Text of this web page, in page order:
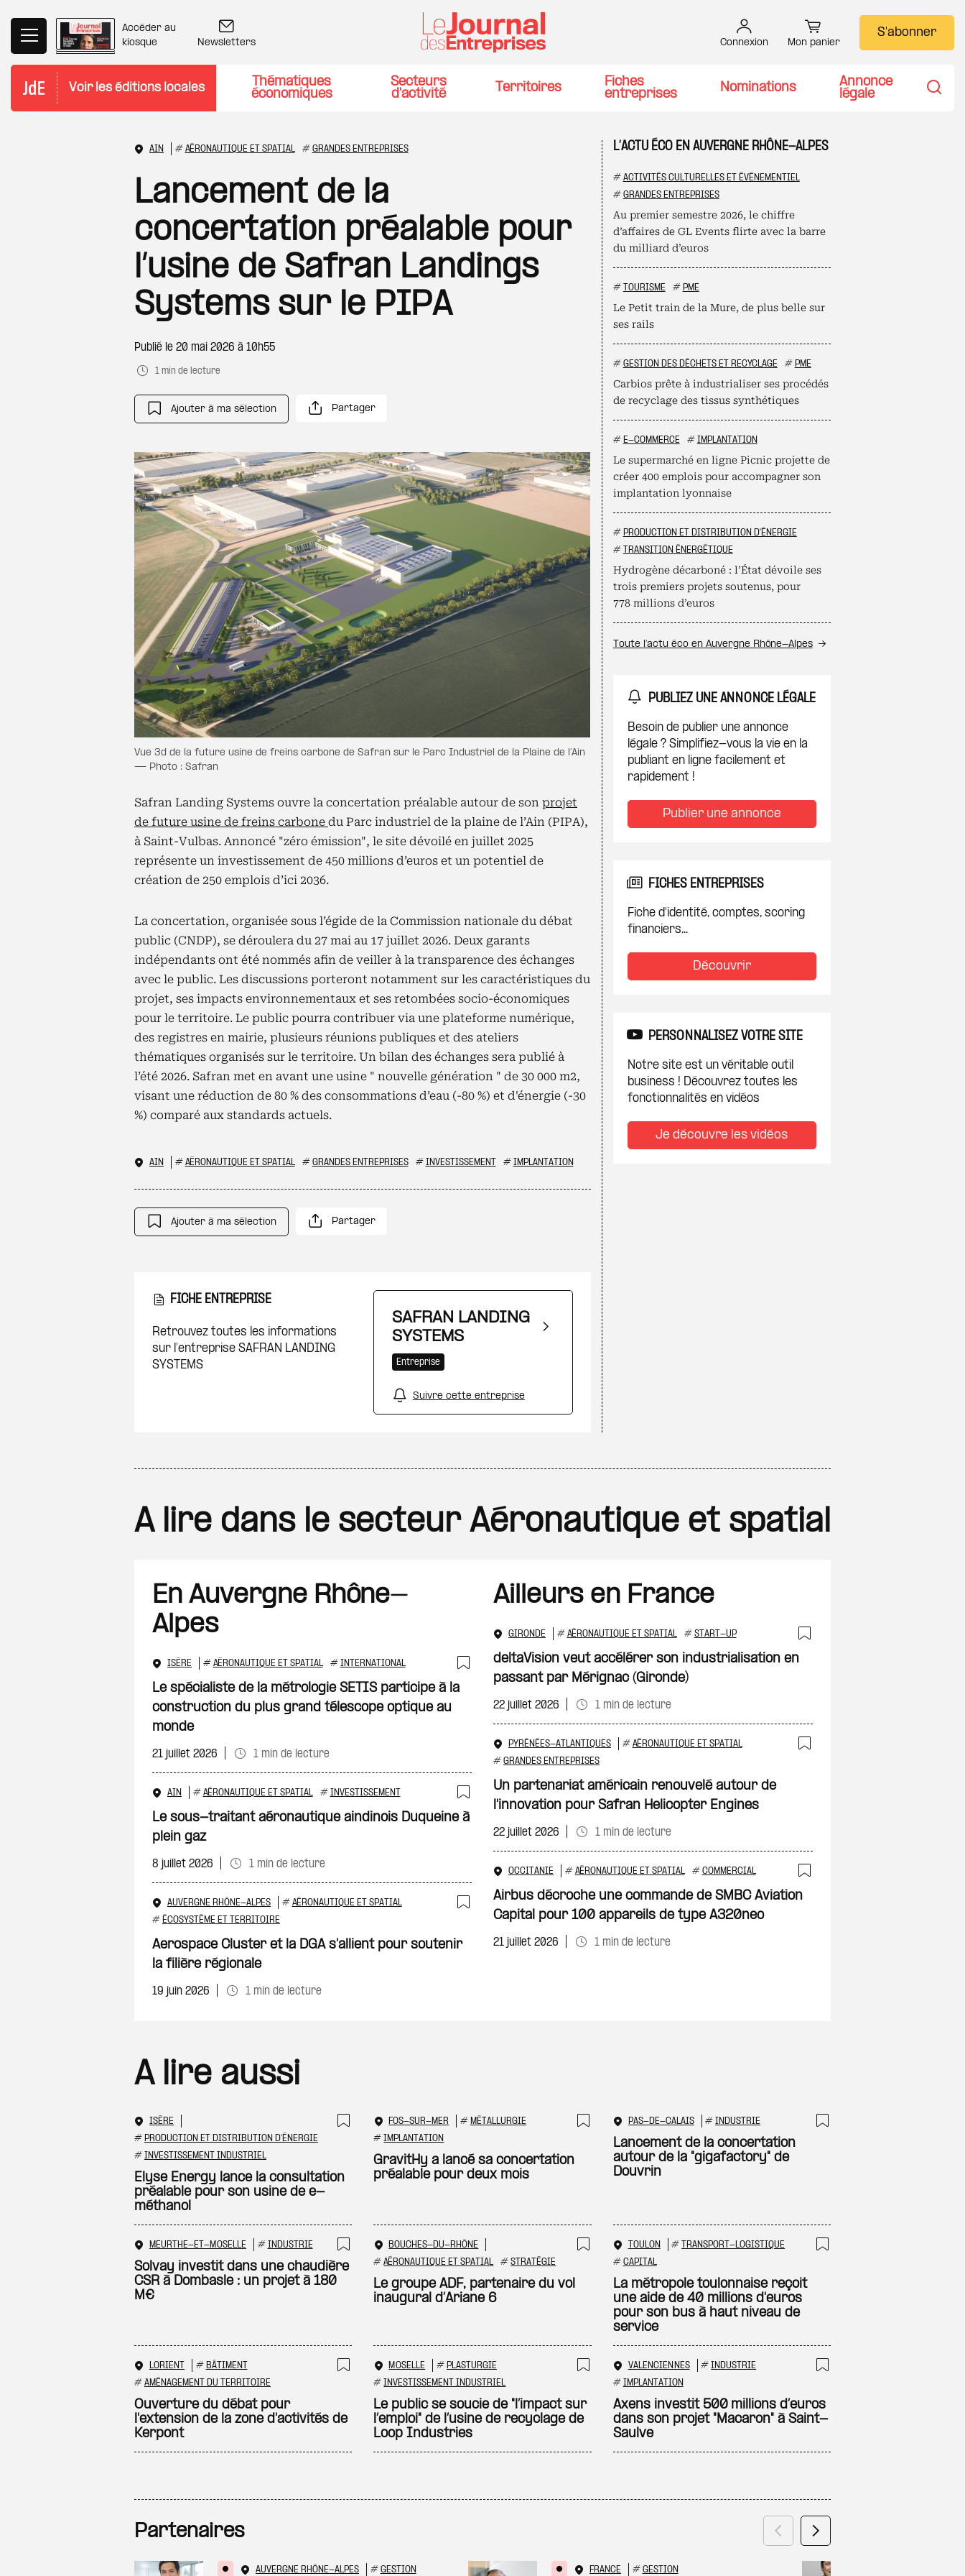
Accéder au
kiosque
Newsletters Connexion Mon panier
S'abonner
Voir les éditions locales
Thématiques
économiques
Secteurs
d'activité
Territoires
Fiches
entreprises
Nominations
Annonce
légale
AIN # AÉRONAUTIQUE ET SPATIAL # GRANDES ENTREPRISES
Lancement de la
concertation préalable pour
l’usine de Safran Landings
Systems sur le PIPA
Publié le 20 mai 2026 à 10h55
1 min de lecture
Ajouter à ma sélection Partager
Vue 3d de la future usine de freins carbone de Safran sur le Parc Industriel de la Plaine de l’Ain
— Photo : Safran
Safran Landing Systems ouvre la concertation préalable autour de son projet
de future usine de freins carbone du Parc industriel de la plaine de l’Ain (PIPA),
à Saint-Vulbas. Annoncé "zéro émission", le site dévoilé en juillet 2025
représente un investissement de 450 millions d’euros et un potentiel de
création de 250 emplois d’ici 2036.
La concertation, organisée sous l’égide de la Commission nationale du débat
public (CNDP), se déroulera du 27 mai au 17 juillet 2026. Deux garants
indépendants ont été nommés afin de veiller à la transparence des échanges
avec le public. Les discussions porteront notamment sur les caractéristiques du
projet, ses impacts environnementaux et ses retombées socio-économiques
pour le territoire. Le public pourra contribuer via une plateforme numérique,
des registres en mairie, plusieurs réunions publiques et des ateliers
thématiques organisés sur le territoire. Un bilan des échanges sera publié à
l’été 2026. Safran met en avant une usine " nouvelle génération " de 30 000 m2,
visant une réduction de 80 % des consommations d’eau (-80 %) et d'énergie (-30
%) comparé aux standards actuels.
AIN # AÉRONAUTIQUE ET SPATIAL # GRANDES ENTREPRISES # INVESTISSEMENT # IMPLANTATION
Ajouter à ma sélection Partager
FICHE ENTREPRISE
Retrouvez toutes les informations
sur l’entreprise SAFRAN LANDING
SYSTEMS
SAFRAN LANDING
SYSTEMS
Entreprise
Suivre cette entreprise
L’ACTU ÉCO EN AUVERGNE RHÔNE-ALPES
# ACTIVITÉS CULTURELLES ET ÉVÉNEMENTIEL
# GRANDES ENTREPRISES
Au premier semestre 2026, le chiffre
d’affaires de GL Events flirte avec la barre
du milliard d’euros
# TOURISME # PME
Le Petit train de la Mure, de plus belle sur
ses rails
# GESTION DES DÉCHETS ET RECYCLAGE # PME
Carbios prête à industrialiser ses procédés
de recyclage des tissus synthétiques
# E-COMMERCE # IMPLANTATION
Le supermarché en ligne Picnic projette de
créer 400 emplois pour accompagner son
implantation lyonnaise
# PRODUCTION ET DISTRIBUTION D'ÉNERGIE
# TRANSITION ÉNERGÉTIQUE
Hydrogène décarboné : l’État dévoile ses
trois premiers projets soutenus, pour
778 millions d’euros
Toute l’actu éco en Auvergne Rhône-Alpes
PUBLIEZ UNE ANNONCE LÉGALE
Besoin de publier une annonce
légale ? Simplifiez-vous la vie en la
publiant en ligne facilement et
rapidement !
Publier une annonce
FICHES ENTREPRISES
Fiche d'identité, comptes, scoring
financiers...
Découvrir
PERSONNALISEZ VOTRE SITE
Notre site est un véritable outil
business ! Découvrez toutes les
fonctionnalités en vidéos
Je découvre les vidéos
A lire dans le secteur Aéronautique et spatial
En Auvergne Rhône-
Alpes
ISÈRE # AÉRONAUTIQUE ET SPATIAL # INTERNATIONAL
Ajouter à ma sélection
Le spécialiste de la métrologie SETIS participe à la
construction du plus grand télescope optique au
monde
21 juillet 2026 1 min de lecture
AIN # AÉRONAUTIQUE ET SPATIAL # INVESTISSEMENT
Ajouter à ma sélection
Le sous-traitant aéronautique aindinois Duqueine à
plein gaz
8 juillet 2026 1 min de lecture
AUVERGNE RHÔNE-ALPES # AÉRONAUTIQUE ET SPATIAL
# ÉCOSYSTÈME ET TERRITOIRE Ajouter à ma sélection
Aerospace Cluster et la DGA s'allient pour soutenir
la filière régionale
19 juin 2026 1 min de lecture
Ailleurs en France
GIRONDE # AÉRONAUTIQUE ET SPATIAL # START-UP
Ajouter à ma
deltaVision veut accélérer son industrialisation en
passant par Mérignac (Gironde)
22 juillet 2026 1 min de lecture
PYRÉNÉES-ATLANTIQUES # AÉRONAUTIQUE ET SPATIAL
# GRANDES ENTREPRISES
Un partenariat américain renouvelé autour de
l'innovation pour Safran Helicopter Engines
22 juillet 2026 1 min de lecture
OCCITANIE # AÉRONAUTIQUE ET SPATIAL # COMMERCIAL
Ajouter à ma
Airbus décroche une commande de SMBC Aviation
Capital pour 100 appareils de type A320neo
21 juillet 2026 1 min de lecture
A lire aussi
ISÈRE
# PRODUCTION ET DISTRIBUTION D'ÉNERGIE
# INVESTISSEMENT INDUSTRIEL
Ajouter à ma sélection
Elyse Energy lance la consultation
préalable pour son usine de e-
méthanol
FOS-SUR-MER # MÉTALLURGIE
#IMPLANTATION Ajouter à ma sélection
GravitHy a lancé sa concertation
préalable pour deux mois
PAS-DE-CALAIS #INDUSTRIE
Lancement de la concertation
autour de la "gigafactory" de
Douvrin
MEURTHE-ET-MOSELLE # INDUSTRIE
Ajouter à ma sélection
Solvay investit dans une chaudière
CSR à Dombasle : un projet à 180
M€
BOUCHES-DU-RHÔNE
#AÉRONAUTIQUE ET SPATIAL #STRATÉGIE Ajouter à ma sélection
Le groupe ADF, partenaire du vol
inaugural d’Ariane 6
TOULON # TRANSPORT-LOGISTIQUE
# CAPITAL
La métropole toulonnaise reçoit
une aide de 40 millions d'euros
pour son bus à haut niveau de
service
LORIENT # BÂTIMENT
# AMÉNAGEMENT DU TERRITOIRE Ajouter à ma sélection
Ouverture du débat pour
l'extension de la zone d'activités de
Kerpont
MOSELLE # PLASTURGIE
#INVESTISSEMENT INDUSTRIEL Ajouter à ma sélection
Le public se soucie de "l’impact sur
l’emploi" de l’usine de recyclage de
Loop Industries
VALENCIENNES #INDUSTRIE
# IMPLANTATION
Axens investit 500 millions d’euros
dans son projet "Macaron" à Saint-
Saulve
Partenaires
AUVERGNE RHÔNE-ALPES # GESTION FRANCE # GESTION Précédent
Suivant